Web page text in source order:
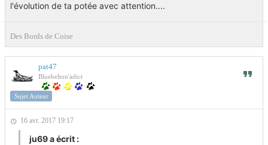
l'évolution de ta potée avec attention....
Des Bords de Coise
pat47
Bluebelton'adict
Sujet Auteur
16 avr. 2017 19:17
ju69 a écrit :